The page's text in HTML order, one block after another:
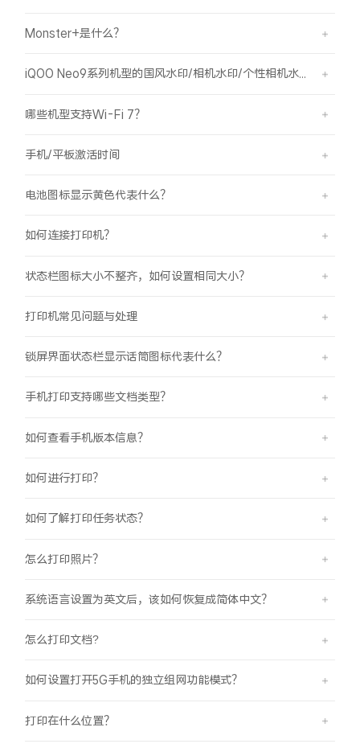
Monster+是什么？
iQOO Neo9系列机型的国风水印/相机水印/个性相机水印 如何使用？
哪些机型支持Wi-Fi 7？
手机/平板激活时间
电池图标显示黄色代表什么？
如何连接打印机？
状态栏图标大小不整齐，如何设置相同大小？
打印机常见问题与处理
锁屏界面状态栏显示话筒图标代表什么？
手机打印支持哪些文档类型？
如何查看手机版本信息？
如何进行打印？
如何了解打印任务状态？
怎么打印照片？
系统语言设置为英文后，该如何恢复成简体中文？
怎么打印文档?
如何设置打开5G手机的独立组网功能模式？
打印在什么位置？